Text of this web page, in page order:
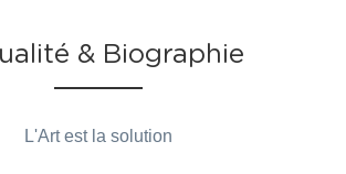
& Biographie
L'Art est la solution